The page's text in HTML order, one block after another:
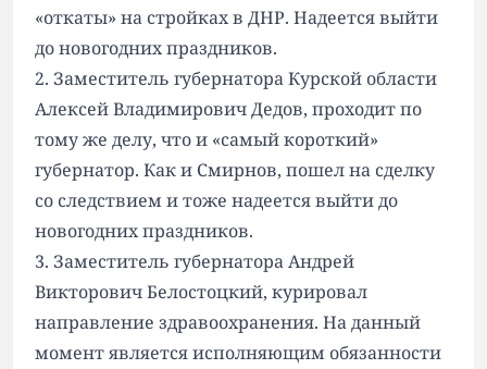
«откаты» на стройках в ДНР. Надеется выйти
до новогодних праздников.
2. Заместитель губернатора Курской области
Алексей Владимирович Дедов, проходит по
тому же делу, что и «самый короткий»
губернатор. Как и Смирнов, пошел на сделку
со следствием и тоже надеется выйти до
новогодних праздников.
3. Заместитель губернатора Андрей
Викторович Белостоцкий, курировал
направление здравоохранения. На данный
момент является исполняющим обязанности